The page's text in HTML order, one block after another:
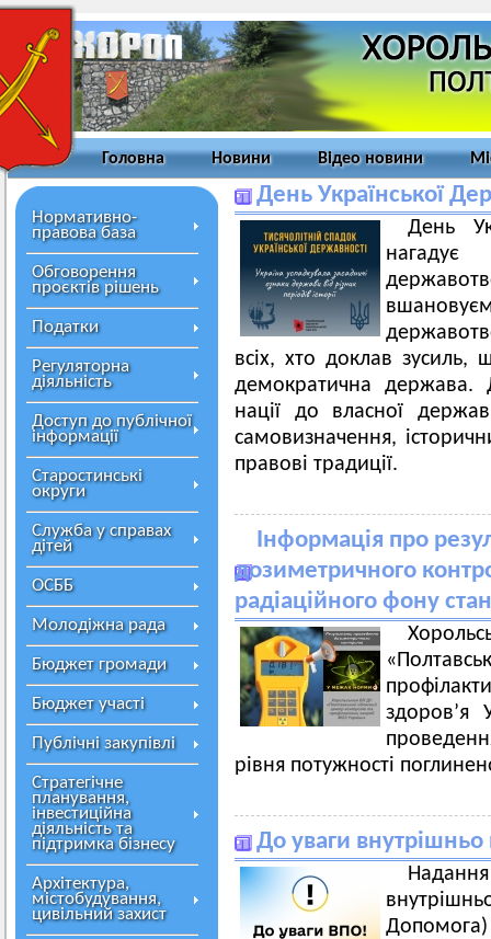
Головна Новини Відео новини
Нормативно-
правова база
Обговорення
проєктів рішень
Податки
Регуляторна
діяльність
Доступ до публічної
інформації
Старостинські
округи
Служба у справах
дітей
ОСББ
Молодіжна рада
Бюджет громади
Бюджет участі
Публічні закупівлі
Стратегічне
планування,
інвестиційна
діяльність та
підтримка бізнесу
Архітектура,
містобудування,
цивільний захист
День Української
День
нагадує
всіх, хто доклав зусиль,
демократична держава.
нації до власної
самовизначення,
правові традиції.
Інформація про
дозиметричного
радіаційного фону
здоров’я
рівня потужності
До уваги
Допомога)